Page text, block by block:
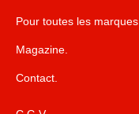
Pour toutes les marques.
Magazine.
Contact.